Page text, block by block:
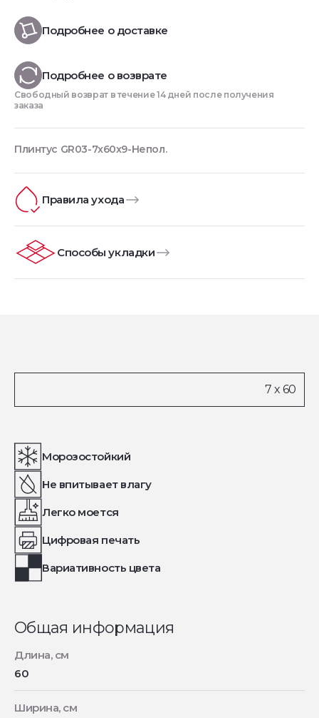
Подробнее о доставке
Подробнее о возврате
Свободный возврат в течение 14 дней после получения
заказа
Плинтус GR03-7x60x9-Непол.
Правила ухода
Способы укладки
Морозостойкий
Не впитывает влагу
Легко моется
Цифровая печать
Вариативность цвета
Общая информация
Длина, см
60
Ширина, см